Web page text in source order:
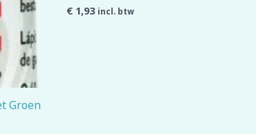
Groen
€ 1,93 incl. btw